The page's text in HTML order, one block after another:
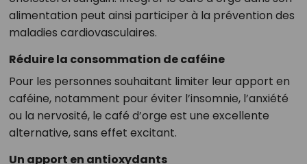
alimentation peut ainsi participer à la prévention des
maladies cardiovasculaires.
Réduire la consommation de caféine
Pour les personnes souhaitant limiter leur apport en
caféine, notamment pour éviter l’insomnie, l’anxiété
ou la nervosité, le café d’orge est une excellente
alternative, sans effet excitant.
Un apport en antioxydants